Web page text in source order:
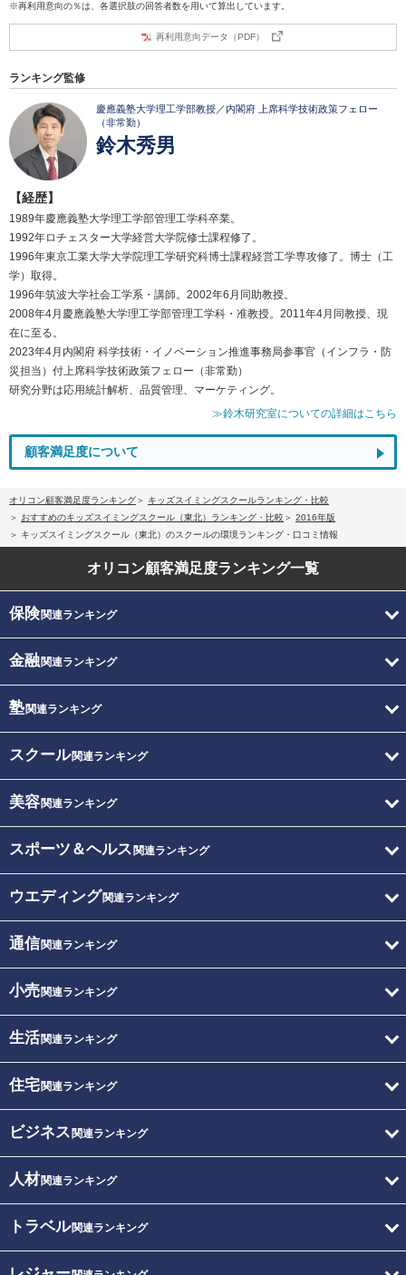
※再利用意向の％は、各選択肢の回答者数を用いて算出しています。
再利用意向データ（PDF）
ランキング監修
慶應義塾大学理工学部教授／内閣府 上席科学技術政策フェロー
（非常勤）
鈴木秀男
【経歴】
1989年慶應義塾大学理工学部管理工学科卒業。
1992年ロチェスター大学経営大学院修士課程修了。
1996年東京工業大学大学院理工学研究科博士課程経営工学専攻修了。博士（工
学）取得。
1996年筑波大学社会工学系・講師。2002年6月同助教授。
2008年4月慶應義塾大学理工学部管理工学科・准教授。2011年4月同教授、現
在に至る。
2023年4月内閣府 科学技術・イノベーション推進事務局参事官（インフラ・防
災担当）付上席科学技術政策フェロー（非常勤）
研究分野は応用統計解析、品質管理、マーケティング。
≫鈴木研究室についての詳細はこちら
顧客満足度について
オリコン顧客満足度ランキング
キッズスイミングスクールランキング・比較
おすすめのキッズスイミングスクール（東北）ランキング・比較
2016年版
キッズスイミングスクール（東北）のスクールの環境ランキング・口コミ情報
オリコン顧客満足度ランキング一覧
保険関連ランキング
金融関連ランキング
塾関連ランキング
スクール関連ランキング
美容関連ランキング
スポーツ＆ヘルス 関連ランキング
ウエディング関連ランキング
通信関連ランキング
小売関連ランキング
生活関連ランキング
住宅関連ランキング
ビジネス 関連ランキング
人材関連ランキング
トラベル関連ランキング